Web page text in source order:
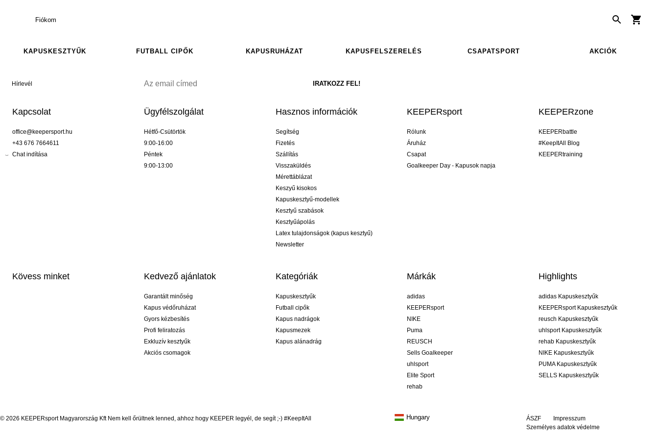
Fiókom
KAPUSKESZTYŰK FUTBALL CIPŐK KAPUSRUHÁZAT KAPUSFELSZERELÉS CSAPATSPORT AKCIÓK
Hírlevél
Kapcsolat
office@keepersport.hu
+43 676 7664611
Chat indítása
Ügyfélszolgálat
Hétfő-Csütörtök
9:00-16:00
Péntek
9:00-13:00
Hasznos információk
Segítség
Fizetés
Szállítás
Visszaküldés
Mérettáblázat
Keszyű kisokos
Kapuskesztyű-modellek
Kesztyű szabások
Kesztyűápolás
Latex tulajdonságok (kapus kesztyű)
Newsletter
KEEPERsport
Rólunk
Áruház
Csapat
Goalkeeper Day - Kapusok napja
KEEPERzone
KEEPERbattle
#KeepItAll Blog
KEEPERtraining
Kövess minket Kedvező ajánlatok
Garantált minőség
Kapus védőruházat
Gyors kézbesítés
Profi feliratozás
Exkluzív kesztyűk
Akciós csomagok
Kategóriák
Kapuskesztyűk
Futball cipők
Kapus nadrágok
Kapusmezek
Kapus alánadrág
Márkák
adidas
KEEPERsport
NIKE
Puma
REUSCH
Sells Goalkeeper
uhlsport
Elite Sport
rehab
Highlights
adidas Kapuskesztyűk
KEEPERsport Kapuskesztyűk
reusch Kapuskesztyűk
uhlsport Kapuskesztyűk
rehab Kapuskesztyűk
NIKE Kapuskesztyűk
PUMA Kapuskesztyűk
SELLS Kapuskesztyűk
© 2026 KEEPERsport Magyarország Kft Nem kell őrültnek lenned, ahhoz hogy KEEPER legyél, de segít ;-) #KeepItAll ÁSZF
Impresszum
Személyes adatok védelme
Hungary